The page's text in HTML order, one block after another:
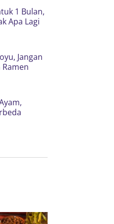
1 Bulan,
Apa Lagi
Jangan
Ramen